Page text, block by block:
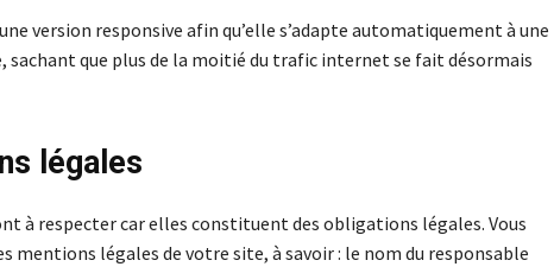
version responsive afin qu’elle s’adapte automatiquement à une
sachant que plus de la moitié du trafic internet se fait désormais
légales
à respecter car elles constituent des obligations légales. Vous
mentions légales de votre site, à savoir : le nom du responsable